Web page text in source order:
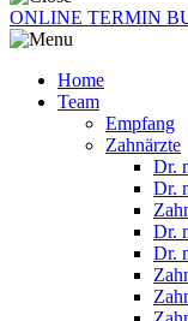
ONLINE TERMIN
Home
Team
Empfang
Zahnärzte
Dr.
Dr.
Dr.
Dr.